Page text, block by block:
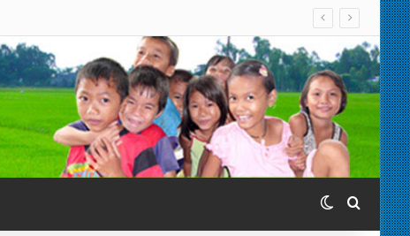
Switch skin
Search